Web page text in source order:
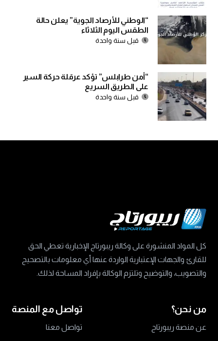
“الوطني للأرصاد الجوية” يعلن حالة
الطقس اليوم الثلاثاء
قبل سنة واحدة
“أمن طرابلس” تؤكد عرقلة حركة السير
على الطريق السريع
قبل سنة واحدة
كل المواد المنشورة على وكالة ريبورتاج الإخبارية تعطي الحق
للقارئ والجهات الإعتبارية الواردة عنها أي معلومات بالتصحيح
والتصويب، والتوضيح وتلتزم الوكالة بإفراد المساحة لذلك.
من نحن؟
عن منصة ريبورتاج
تواصل مع المنصة
تواصل معنا